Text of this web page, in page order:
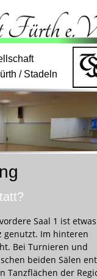
/ Stadeln
Saal 1 ist
Im hinteren
Bei Turnieren und
beiden Sälen
Tanzflächen der